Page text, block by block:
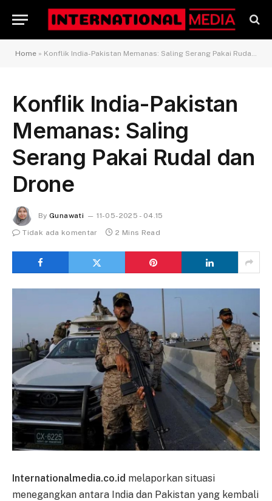
Home » Konflik India-Pakistan Memanas: Saling Serang Pakai Rudal dan Drone
Konflik India-Pakistan
Memanas: Saling
Serang Pakai Rudal dan
Drone
By Gunawati
11-05-2025 - 04.15
Tidak ada komentar
2 Mins Read
Internationalmedia.co.id melaporkan situasi
menegangkan antara India dan Pakistan yang kembali